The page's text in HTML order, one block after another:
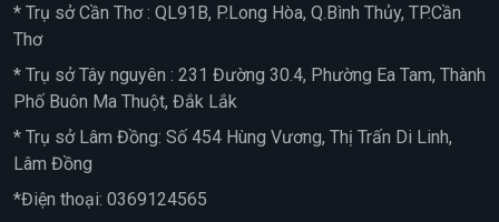
* Trụ sở Cần Thơ : QL91B, P.Long Hòa, Q.Bình Thủy, TP.Cần
Thơ
* Trụ sở Tây nguyên : 231 Đường 30.4, Phường Ea Tam, Thành
Phố Buôn Ma Thuột, Đắk Lắk
* Trụ sở Lâm Đồng: Số 454 Hùng Vương, Thị Trấn Di Linh,
Lâm Đồng
*Điện thoại: 0369124565